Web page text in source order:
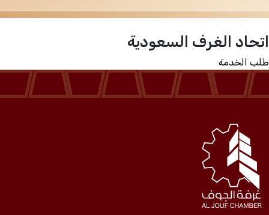
تعرف علينا
الخدمات
المركز الإعلامي
فعاليات الغرفة
فعاليات الجوف
اتحاد الغرف السعودية
طلب الخدمة